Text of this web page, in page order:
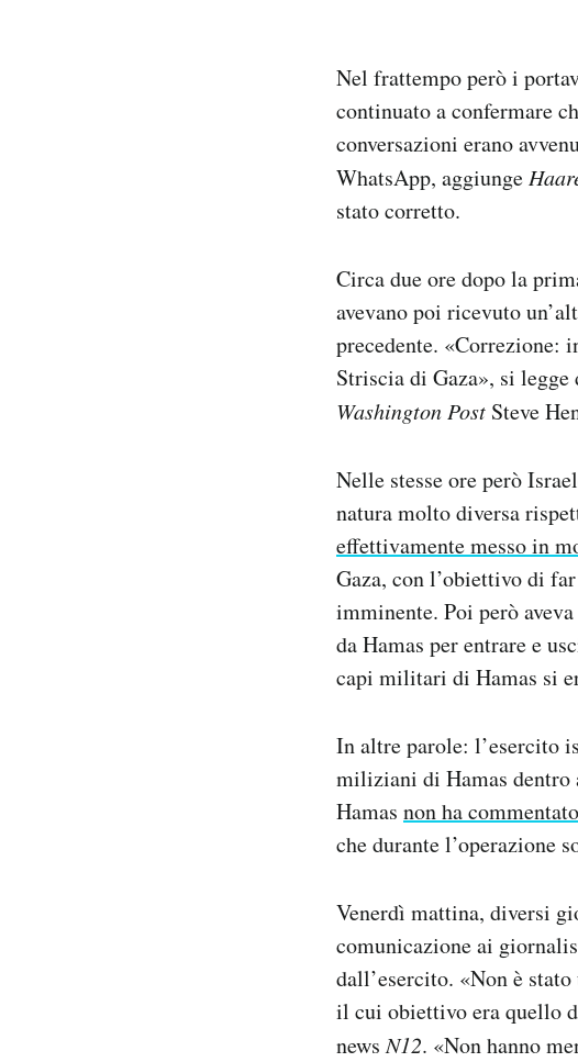
Nel frattempo però i
continuato a confermare
conversazioni erano
WhatsApp, aggiunge
stato corretto.
Circa due ore dopo la
avevano poi ricevuto
precedente. «Correzione:
Striscia di Gaza», si legge
Washington Post Steve
Nelle stesse ore però
natura molto diversa
effettivamente messo in
Gaza, con l’obiettivo di
imminente. Poi però
da Hamas per entrare e
capi militari di Hamas si
In altre parole: l’esercito
miliziani di Hamas dentro
Hamas non ha commentato
che durante l’operazione
Venerdì mattina, diversi
comunicazione ai
dall’esercito. «Non è
il cui obiettivo era quello
newsN12. «Non hanno